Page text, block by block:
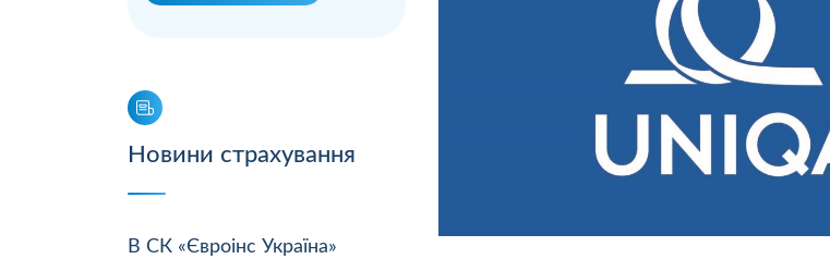
Новини страхування
В СК «Євроінс Україна»